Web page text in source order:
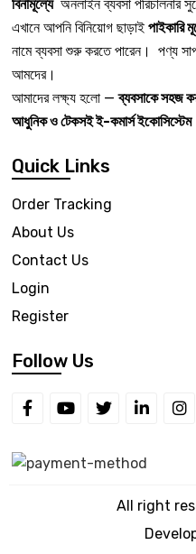
বিনামূল্যেঅনলাইন ব্যবসা পরিচালনার
এখানে আপনি বিনিয়োগ ছাড়াই পাইকারি
নামে ব্যবসা শুরু করতে পারেন। পণ্য
আমদের।
আমাদের লক্ষ্য হলো —ব্যবসাকে সহজ
আধুনিক ও টেকসই ই-কমার্স ইকোসিস্টেম
Quick Links
Order Tracking
About Us
Contact Us
Login
Register
Follow Us
All right